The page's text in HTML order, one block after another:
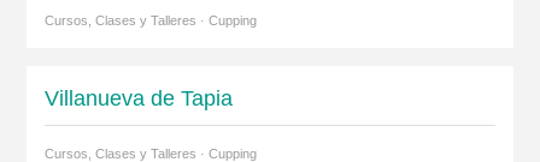
Cursos, Clases y Talleres · Cupping
Villanueva de Tapia
Cursos, Clases y Talleres · Cupping